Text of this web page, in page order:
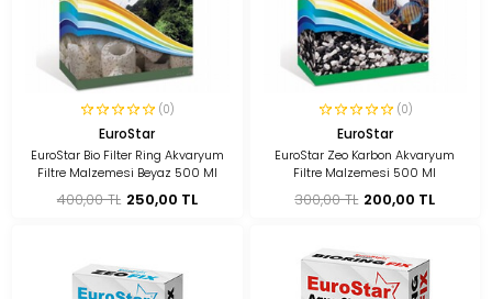
(0)
EuroStar
EuroStar Bio Filter Ring Akvaryum
Filtre Malzemesi Beyaz 500 Ml
400,00 TL 250,00 TL
(0)
EuroStar
EuroStar Zeo Karbon Akvaryum
Filtre Malzemesi 500 Ml
300,00 TL 200,00 TL